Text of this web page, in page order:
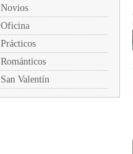
Novios
Oficina
Prácticos
Románticos
San Valentín